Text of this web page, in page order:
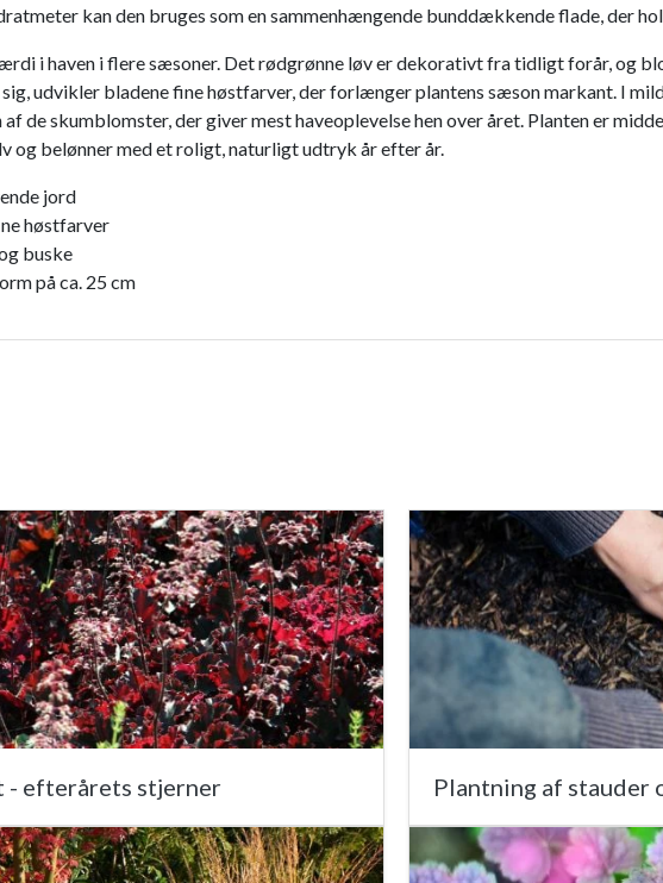
kan den bruges som en sammenhængende bunddækkende flade, der
i haven i flere sæsoner. Det rødgrønne løv er dekorativt fra tidligt forår,
udvikler bladene fine høstfarver, der forlænger plantens sæson markant. I
de skumblomster, der giver mest haveoplevelse hen over året. Planten er
og belønner med et roligt, naturligt udtryk år efter år.
jord
høstfarver
buske
på ca. 25 cm
- efterårets stjerner Plantning af stauder